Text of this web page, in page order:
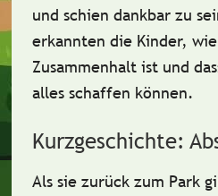
und schien dankbar zu
erkannten die Kinder,
Zusammenhaltist und
alles schaffen können.
Kurzgeschichte:
Als sie zurück zum Park